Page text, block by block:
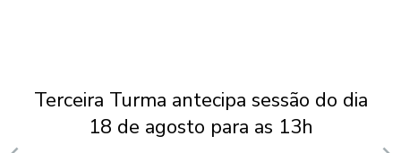
Terceira Turma antecipa sessão do dia
18 de agosto para as 13h